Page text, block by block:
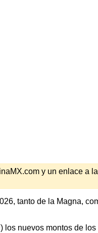
y un enlace a la
tanto de la Magna,
los nuevos montos de